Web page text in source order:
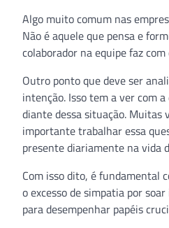
Algo muito comum nas
Não é aquele que pensa e
colaborador na equipe faz
Outro ponto que deve ser
intenção. Isso tem a ver com
diante dessa situação.
importante trabalhar essa
presente diariamente na vida
Com isso dito, é fundamental
o excesso de simpatia por
para desempenhar papéis